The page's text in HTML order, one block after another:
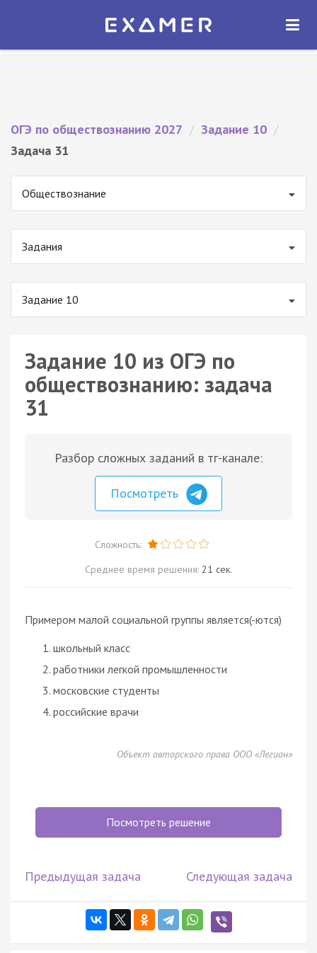
Экзамер — ЕГЭ 2027
ОТКРЫТЬ
ОГЭ по обществознанию 2027 / Задание 10 /
Задача 31
Обществознание
Задания
Задание 10
Задание 10 из ОГЭ по
обществознанию: задача
31
Разбор сложных заданий в тг-канале:
Посмотреть
Сложность:
Среднее время решения: 21 сек.
Примером малой социальной группы является(-ются)
школьный класс
работники легкой промышленности
московские студенты
российские врачи
Объект авторского права ООО «Легион»
Посмотреть решение
Предыдущая задача Следующая задача